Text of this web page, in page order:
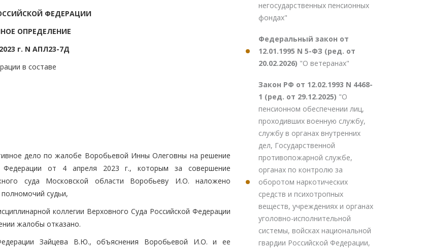
ФЕДЕРАЦИИ
ОПРЕДЕЛЕНИЕ
г. N АПЛ23-7Д
в составе
дело по жалобе Воробьевой Инны Олеговны на решение
Федерации от 4 апреля 2023 г., которым за совершение
суда Московской области Воробьеву И.О. наложено
судьи,
коллегии Верховного Суда Российской Федерации
жалобы отказано.
Зайцева В.Ю., объяснения Воробьевой И.О. и ее
негосударственных пенсионных
фондах"
Федеральный закон от
12.01.1995 N 5-ФЗ (ред. от
20.02.2026) "О ветеранах"
Закон РФ от 12.02.1993 N 4468-
1 (ред. от 29.12.2025) "О
пенсионном обеспечении лиц,
проходивших военную службу,
службу в органах внутренних
дел, Государственной
противопожарной службе,
органах по контролю за
оборотом наркотических
средств и психотропных
веществ, учреждениях и органах
уголовно-исполнительной
системы, войсках национальной
гвардии Российской Федерации,